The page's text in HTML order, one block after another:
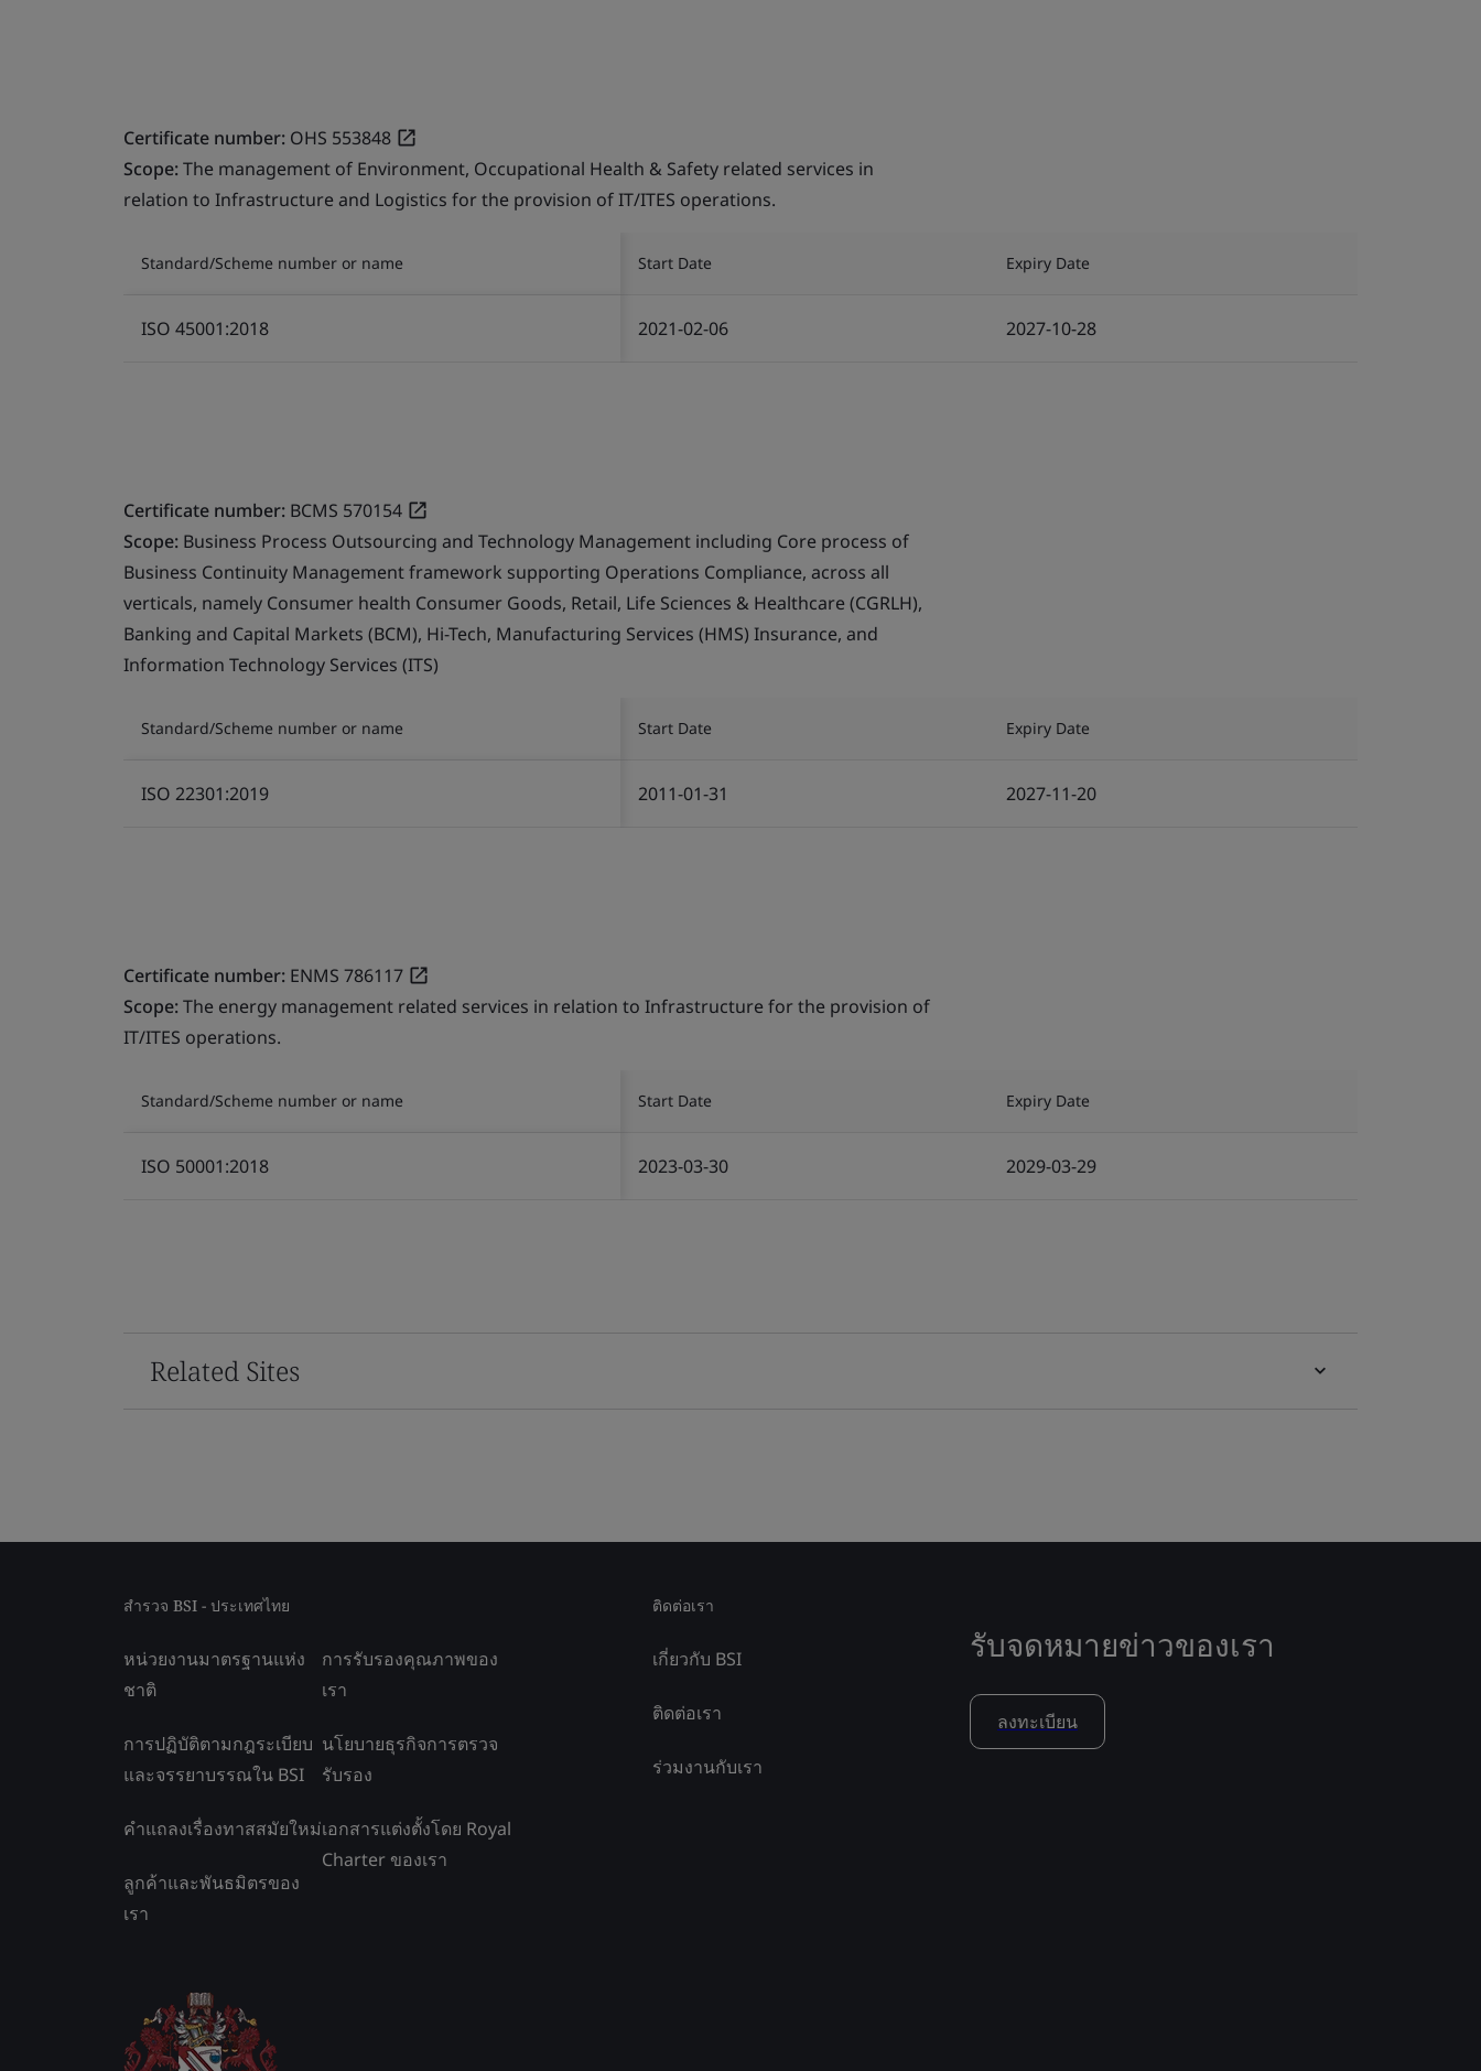
Certificate number: OHS 553848
Scope:The management of Environment, Occupational Health & Safety related services in
relation to Infrastructure and Logistics for the provision of IT/ITES operations.
Standard/Scheme number or name Start Date Expiry Date
ISO 45001:2018 2021-02-06 2027-10-28
Certificate number: BCMS 570154
Scope: Business Process Outsourcing and Technology Management including Core process of
Business Continuity Management framework supporting Operations Compliance, across all
verticals, namely Consumer health Consumer Goods, Retail, Life Sciences & Healthcare (CGRLH),
Banking and Capital Markets (BCM), Hi-Tech, Manufacturing Services (HMS) Insurance, and
Information Technology Services (ITS)
Standard/Scheme number or name Start Date Expiry Date
ISO 22301:2019 2011-01-31 2027-11-20
Certificate number: ENMS 786117
Scope:The energy management related services in relation to Infrastructure for the provision of
IT/ITES operations.
Standard/Scheme number or name Start Date Expiry Date
ISO 50001:2018 2023-03-30 2029-03-29
Related Sites
สำรวจ BSI - ประเทศไทย
หน่วยงานมาตรฐานแห่ง
ชาติ
การปฏิบัติตามกฎระเบียบ
และจรรยาบรรณใน BSI
คำแถลงเรื่องทาสสมัยใหม่
ลูกค้าและพันธมิตรของ
เรา
การรับรองคุณภาพของ
เรา
นโยบายธุรกิจการตรวจ
รับรอง
เอกสารแต่งตั้งโดย Royal
Charter ของเรา
ติดต่อเรา
เกี่ยวกับ BSI
ติดต่อเรา
ร่วมงานกับเรา
รับจดหมายข่าวของเรา
ลงทะเบียน